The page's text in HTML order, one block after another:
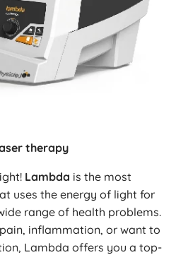
therapy
Lambda is the most
uses the energy of light for
range of health problems.
inflammation, or want to
Lambda offers you a top-